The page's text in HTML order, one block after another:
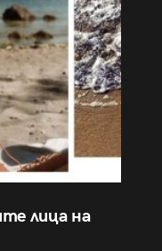
лица на